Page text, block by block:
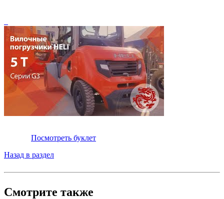
Посмотреть буклет
Назад в раздел
Смотрите также